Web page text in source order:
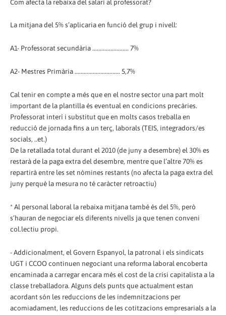
Com afecta la rebaixa del salari al professorat?
La mitjana del 5% s’aplicaria en funció del grup i nivell:
A1- Professorat secundària ........................ 7%
A2- Mestres Primària .............................. 5,7%
Cal tenir en compte a més que en el nostre sector una part molt
important de la plantilla és eventual en condicions precàries.
Professorat interí i substitut que en molts casos treballa en
reducció de jornada fins a un terç, laborals (TEIS, integradors/es
socials, ..et.)
De la retallada total durant el 2010 (de juny a desembre) el 30% es
restarà de la paga extra del desembre, mentre que l’altre 70% es
repartirà entre les set nòmines restants (no afecta la paga extra del
juny perquè la mesura no té caràcter retroactiu)
* Al personal laboral la rebaixa mitjana també és del 5%, però
s’hauran de negociar els diferents nivells ja que tenen conveni
col.lectiu propi.
- Addicionalment, el Govern Espanyol, la patronal i els sindicats
UGT i CCOO continuen negociant una reforma laboral encoberta
encaminada a carregar encara més el cost de la crisi capitalista a la
classe treballadora. Alguns dels punts que actualment estan
acordant són les reduccions de les indemnitzacions per
acomiadament, les reduccions de les cotitzacions empresarials a la